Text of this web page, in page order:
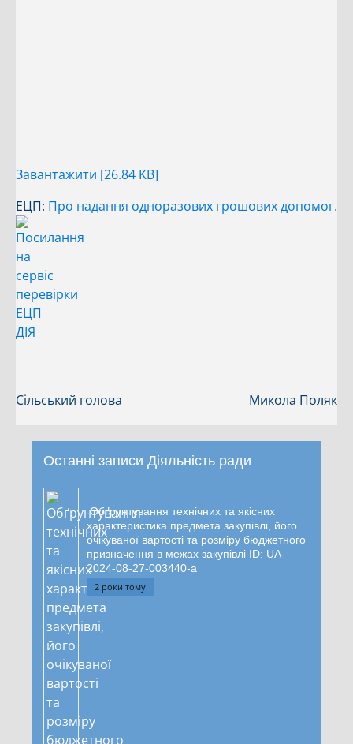
Завантажити [26.84 KB]
ЕЦП: Про надання одноразових грошових допомог.
Сільський голова Микола Поляк
Останні записи Діяльність ради
Обґрунтування технічних та якісних
характеристика предмета закупівлі, його
очікуваної вартості та розміру бюджетного
призначення в межах закупівлі ID: UA-
2024-08-27-003440-a
2 роки тому